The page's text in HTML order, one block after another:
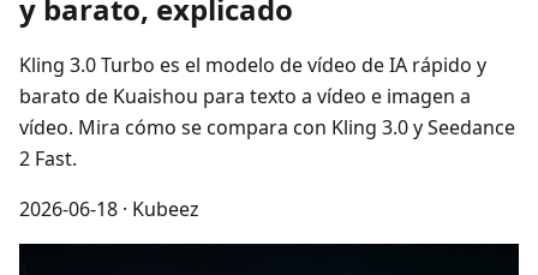
y barato, explicado
Kling 3.0 Turbo es el modelo de vídeo de IA rápido y
barato de Kuaishou para texto a vídeo e imagen a
vídeo. Mira cómo se compara con Kling 3.0 y Seedance
2 Fast.
2026-06-18 · Kubeez